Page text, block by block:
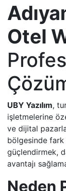
Otel
UBY Yazılım,
işletmelerine
ve dijital
bölgesinde fark
güçlendirmek,
avantajı
Neden